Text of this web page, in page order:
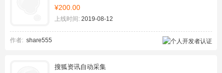
¥200.00
上线时间: 2019-08-12
作者: share555
搜狐资讯自动采集